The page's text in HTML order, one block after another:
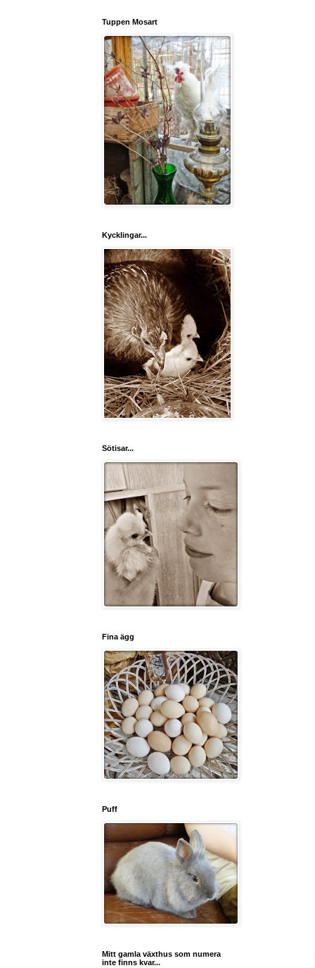
Tuppen Mosart
Kycklingar...
Sötisar...
Fina ägg
Puff
Mitt gamla växthus som numera
inte finns kvar...